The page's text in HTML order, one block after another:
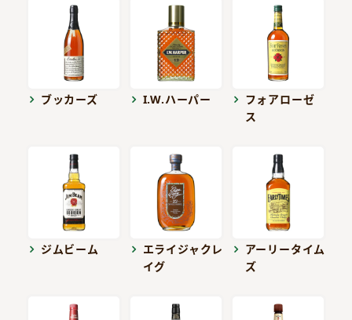
ブッカーズ I.W.ハーパー
フォアローゼ
ス
ジムビーム
エライジャクレ
イグ
アーリータイム
ズ